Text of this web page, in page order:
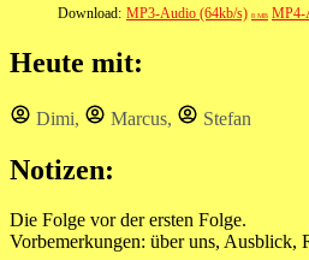
Download: MP3-Audio (64kb/s) 8 MB MP4-
Heute mit:
Dimi, Marcus, Stefan
Notizen:
Die Folge vor der ersten Folge.
Vorbemerkungen: über uns, Ausblick,